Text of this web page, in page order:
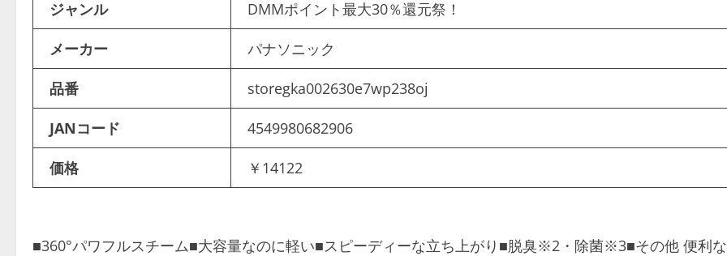
ジャンル DMMポイント最大30％還元祭！
メーカー パナソニック
品番 storegka002630e7wp238oj
JANコード 4549980682906
価格 ￥14122
■360°パワフルスチーム■大容量なのに軽い■スピーディーな立ち上がり■脱臭※2・除菌※3■その他 便利な